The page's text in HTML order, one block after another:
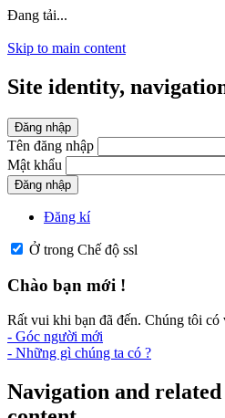
Đang tải...
Skip to main content
Site identity,
Đăng nhập
Tên đăng nhập
Mật khẩu
Đăng nhập
Đăng kí
Ở trong Chế độ ssl
Chào bạn mới !
Rất vui khi bạn đã đến. Chúng tôi có
- Góc người mới
- Những gì chúng ta có ?
Navigation and